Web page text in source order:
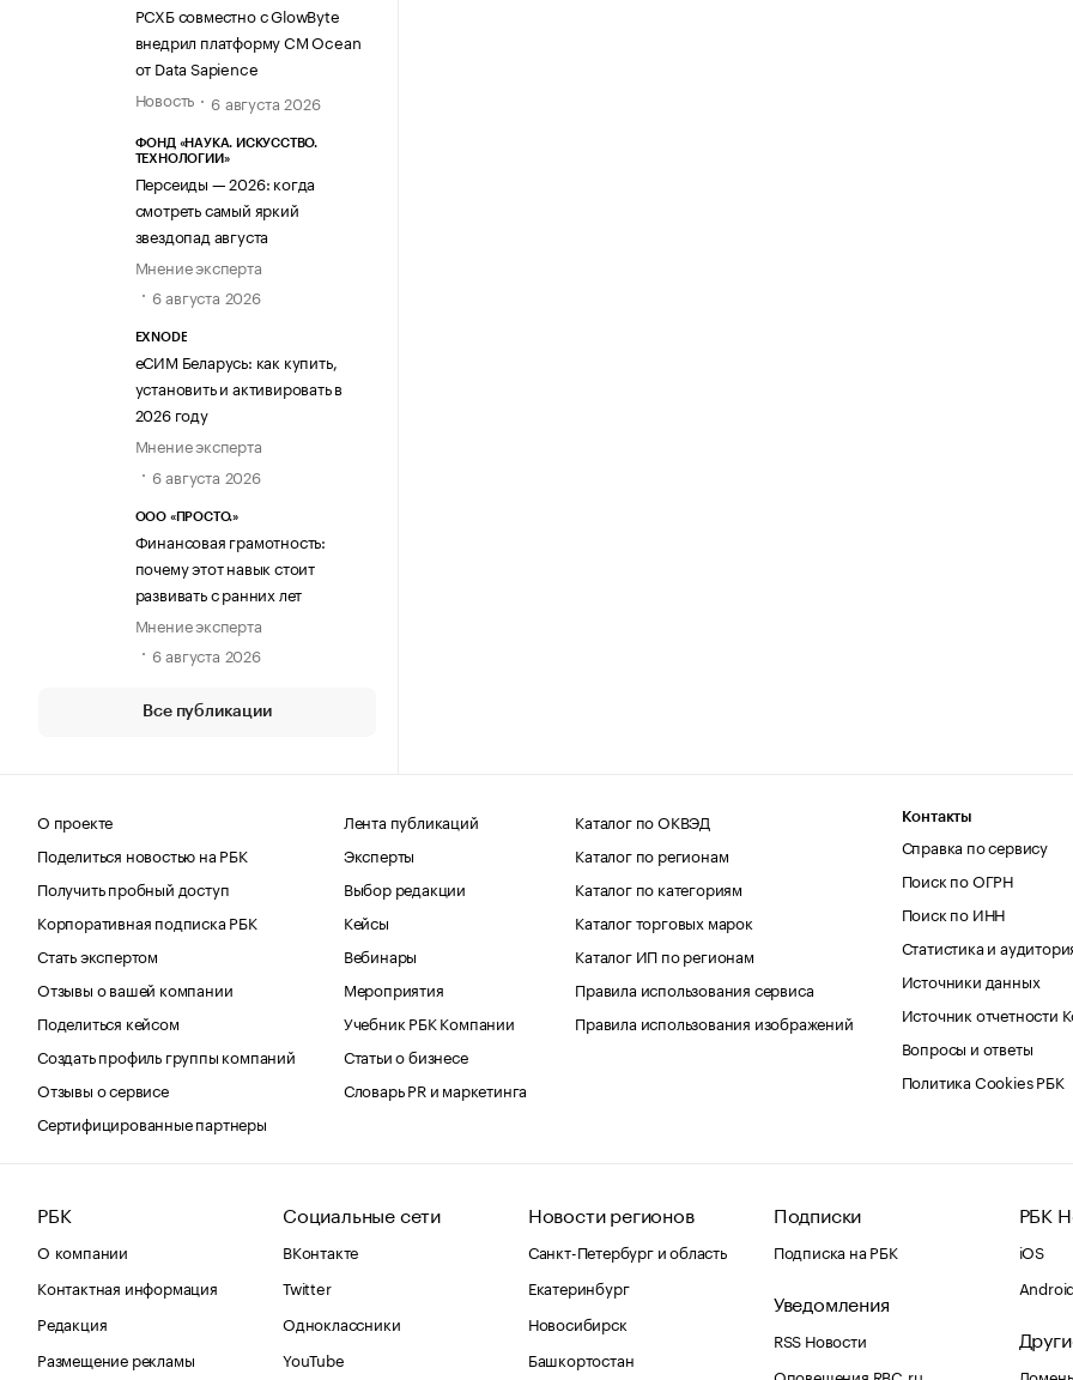
РСХБ совместно с GlowByte
внедрил платформу CM Ocean
от Data Sapience
Новость
6 августа 2026
ФОНД «НАУКА. ИСКУССТВО.
ТЕХНОЛОГИИ»
Персеиды — 2026: когда
смотреть самый яркий
звездопад августа
Мнение эксперта
6 августа 2026
EXNODE
еСИМ Беларусь: как купить,
установить и активировать в
2026 году
Мнение эксперта
6 августа 2026
ООО «ПРОСТО.»
Финансовая грамотность:
почему этот навык стоит
развивать с ранних лет
Мнение эксперта
6 августа 2026
Все публикации
О проекте
Поделиться новостью на РБК
Получить пробный доступ
Корпоративная подписка РБК
Стать экспертом
Отзывы о вашей компании
Поделиться кейсом
Создать профиль группы компаний
Отзывы о сервисе
Сертифицированные партнеры
Лента публикаций
Эксперты
Выбор редакции
Кейсы
Вебинары
Мероприятия
Учебник РБК Компании
Статьи о бизнесе
Словарь PR и маркетинга
Каталог по ОКВЭД
Каталог по регионам
Каталог по категориям
Каталог торговых марок
Каталог ИП по регионам
Правила использования сервиса
Правила использования изображений
Контакты
Справка по сервису
Поиск по ОГРН
Поиск по ИНН
Статистика и
Источники данных
Источник отчетности
Вопросы и ответы
Политика Cookies РБК
РБК
О компании
Контактная информация
Редакция
Размещение рекламы
Социальные сети
ВКонтакте
Twitter
Одноклассники
YouTube
Новости регионов
Санкт-Петербург и область
Екатеринбург
Новосибирск
Башкортостан
Подписки
Подписка на РБК
Уведомления
RSS Новости
Оповещения RBC.ru
РБК
iOS